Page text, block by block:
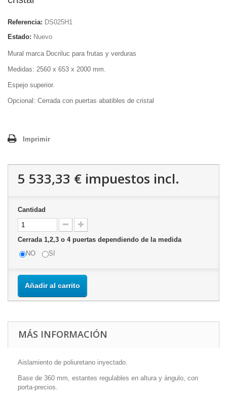
Referencia: DS025H1
Estado: Nuevo
Mural marca Docriluc para frutas y verduras
Medidas: 2560 x 653 x 2000 mm.
Espejo superior.
Opcional: Cerrada con puertas abatibles de cristal
Imprimir
5 533,33 € impuestos incl.
Cantidad
Cerrada 1,2,3 o 4 puertas dependiendo de la medida
NO
SI
Añadir al carrito
MÁS INFORMACIÓN
Aislamiento de poliuretano inyectado.
Base de 360 mm, estantes regulables en altura y ángulo, con
porta-precios.